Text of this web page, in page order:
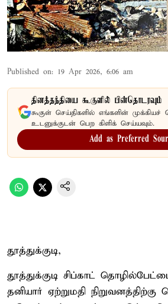
Published on: 19 Apr 2026, 6:06 am
தினத்தந்தியை கூகுளில் பின்தொடரவும்
கூகுள் செய்திகளில் எங்களின் முக்கியச்
உடனுக்குடன் பெற கிளிக் செய்யவும்.
Add as Preferred
தூத்துக்குடி,
தூத்துக்குடி சிப்காட்
தனியார் ஏற்றுமதி